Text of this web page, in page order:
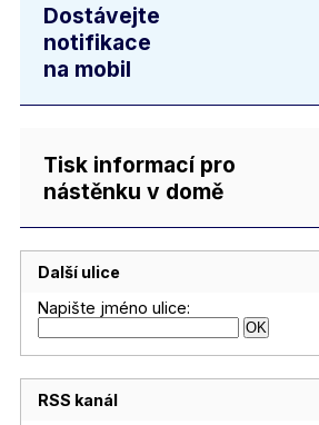
Dostávejte
notifikace
na mobil
Tisk informací pro
nástěnku v domě
Další ulice
Napište jméno ulice:
RSS kanál